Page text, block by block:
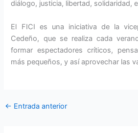
diálogo, justicia, libertad, solidaridad,
El FICI es una iniciativa de la
Cedeño, que se realiza cada
formar espectadores críticos,
más pequeños, y así aprovechar las
← Entrada anterior